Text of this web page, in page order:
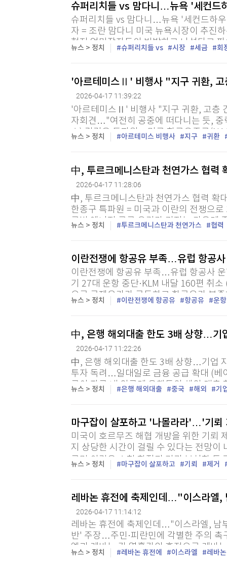
슈퍼리치들 vs 맘다니…뉴욕 '세컨드
슈퍼리치들 vs 맘다니…뉴욕 '세컨드하
자 = 조란 맘다니 미국 뉴욕시장이 추진
현지 억만장자들이 반발하고 나섰다고
등의 발단은 맘다니 시장과 캐시 호컬 뉴
뉴스 > 정치 슈퍼리치들 vs 시장 세금 회
'아르테미스Ⅱ' 비행사 "지구 귀환, 고
2026-04-17 11:39:22
'아르테미스Ⅱ' 비행사 "지구 귀환, 고층
자회견…"여전히 공중에 떠다니는 듯,
스) 김경윤 특파원 = 미국 항공우주국
(Ⅱ)'의 우주비행사 4명이 지구에 돌아온
뉴스 > 정치 아르테미스 비행사 지구 귀환
中, 투르크메니스탄과 천연가스 협력
2026-04-17 11:28:06
中, 투르크메니스탄과 천연가스 협력
한종구 특파원 = 미국과 이란의 전쟁으
로벌 에너지 공급 우려가 커지는 가운데
강화를 제안했다. 17일 중국 관영 신화
뉴스 > 정치 투르크메니스탄과 천연가스 협력
이란전쟁에 항공유 부족…유럽 항공
이란전쟁에 항공유 부족…유럽 항공사
기 27대 운항 중단·KLM 내달 160편 취
으로 국제유가가 급등하고 항공유가 부
잇따르고 있다. 영국 일간 텔레그래프는
뉴스 > 정치 이란전쟁에 항공유 항공유 운항
中, 은행 해외대출 한도 3배 상향…기
2026-04-17 11:22:26
中, 은행 해외대출 한도 3배 상향…기업
투자 독려…일대일로 금융 공급 확대 (베
국이 자국 내 외국계 은행들의 해외 대출
시장을 벗어나 해외로 눈을 돌리는 중국
뉴스 > 정치 은행 해외대출 중국 해외 기
마구잡이 살포하고 '나몰라라'…'기뢰
미국이 호르무즈 해협 개방을 위한 기뢰
지 상당한 시간이 걸릴 수 있다는 전망이
르면 이란은 소형 함정과 기뢰 부설함
지하고 있으며, 상황이 장기화될 경우
뉴스 > 정치 마구잡이 살포하고 기뢰 제거
레바논 휴전에 축제인데…"이스라엘,
2026-04-17 11:14:12
레바논 휴전에 축제인데…"이스라엘, 남
반' 주장…주민·피란민에 각별한 주의
엘과 레바논 간 열흘간의 휴전으로 레바
만 휴전 직후에 일부 지역에서는 이스라
뉴스 > 정치 레바논 휴전에 이스라엘 레바논